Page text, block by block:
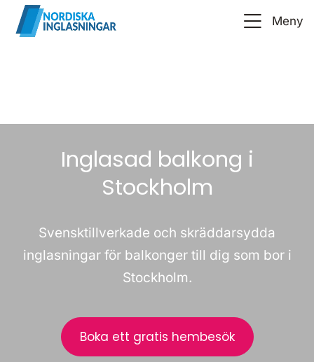
Meny
Inglasad balkong i
Stockholm
Svensktillverkade och skräddarsydda
inglasningar för balkonger till dig som bor i
Stockholm.
Boka ett gratis hembesök